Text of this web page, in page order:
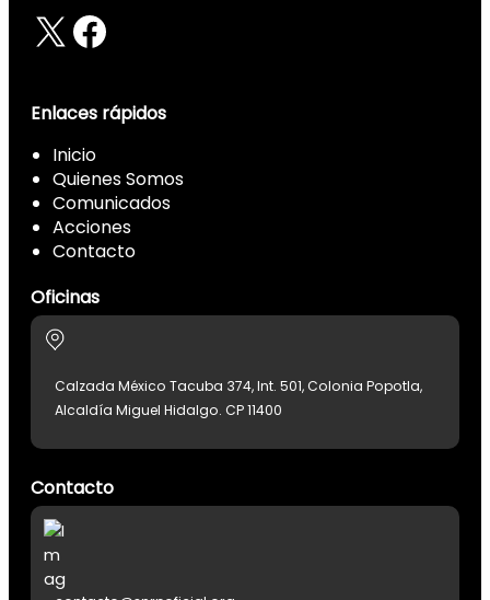
X Facebook
Enlaces rápidos
Inicio
Quienes Somos
Comunicados
Acciones
Contacto
Oficinas
Calzada México Tacuba 374, Int. 501, Colonia Popotla,
Alcaldía Miguel Hidalgo. CP 11400
Contacto